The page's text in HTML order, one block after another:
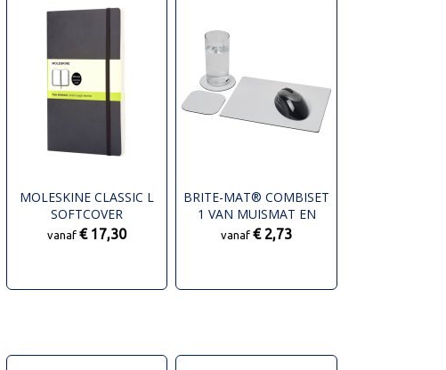
MOLESKINE CLASSIC L
SOFTCOVER
NOTITIEBOEK - EFFEN
vanaf € 17,30
BRITE-MAT® COMBISET
1 VAN MUISMAT EN
ONDERZETTER
vanaf€ 2,73